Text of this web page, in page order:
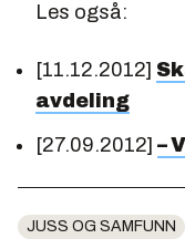
Les også:
[11.12.2012]
avdeling
[27.09.2012] –
JUSS OG SAMFUNN